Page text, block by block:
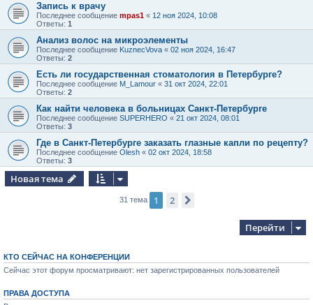
Запись к врачу
Последнее сообщение mpas1 « 12 ноя 2024, 10:08
Ответы: 1
Анализ волос на микроэлементы
Последнее сообщение KuznecVova « 02 ноя 2024, 16:47
Ответы: 2
Есть ли государственная стоматология в Петербурге?
Последнее сообщение M_Lamour « 31 окт 2024, 22:01
Ответы: 2
Как найти человека в больницах Санкт-Петербурге
Последнее сообщение SUPERHERO « 21 окт 2024, 08:01
Ответы: 3
Где в Санкт-Петербурге заказать глазные капли по рецепту?
Последнее сообщение Olesh « 02 окт 2024, 18:58
Ответы: 3
Новая тема
31 тема 1 2
Перейти
КТО СЕЙЧАС НА КОНФЕРЕНЦИИ
Сейчас этот форум просматривают: нет зарегистрированных пользователей
ПРАВА ДОСТУПА